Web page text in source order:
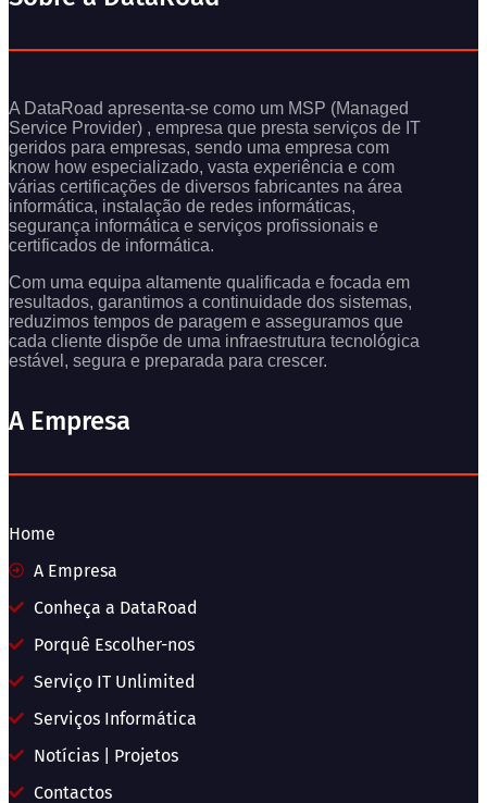
A DataRoad apresenta-se como um MSP (Managed
Service Provider) , empresa que presta serviços de IT
geridos para empresas, sendo uma empresa com
know how especializado, vasta experiência e com
várias certificações de diversos fabricantes na área
informática, instalação de redes informáticas,
segurança informática e serviços profissionais e
certificados de informática.
Com uma equipa altamente qualificada e focada em
resultados, garantimos a continuidade dos sistemas,
reduzimos tempos de paragem e asseguramos que
cada cliente dispõe de uma infraestrutura tecnológica
estável, segura e preparada para crescer.
A Empresa
Home
A Empresa
Conheça a DataRoad
Porquê Escolher-nos
Serviço IT Unlimited
Serviços Informática
Notícias | Projetos
Contactos